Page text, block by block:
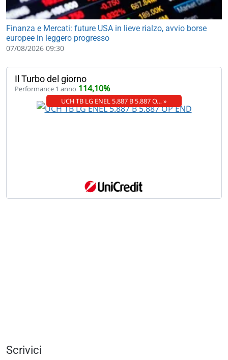
Finanza e Mercati: future USA in lieve rialzo, avvio borse
europee in leggero progresso
07/08/2026 09:30
Il Turbo del giorno
Performance 1 anno 114,10%
UCH TB LG ENEL 5.887 B 5.887 O… »
Scrivici